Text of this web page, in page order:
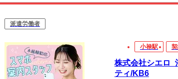
派遣労働者
小禄駅
株式会社シエロ
ティ/KB6